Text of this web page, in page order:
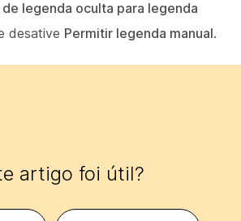
legenda oculta para legenda
desative Permitir legenda manual.
artigo foi útil?